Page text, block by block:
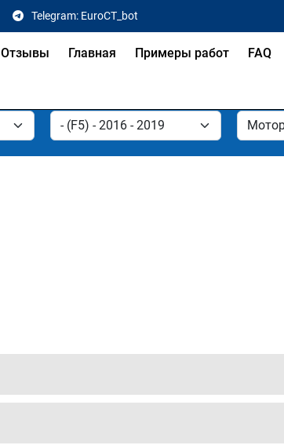
Telegram: EuroCT_bot
Отзывы Главная Примеры работ FAQ